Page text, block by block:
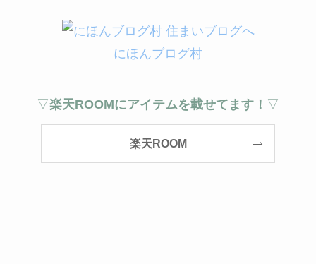
にほんブログ村
▽楽天ROOMにアイテムを載せてます！ ▽
楽天ROOM